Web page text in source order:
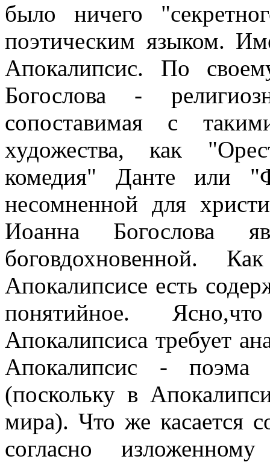
было ничего
поэтическим языком.
Апокалипсис. По
Богослова -
сопоставимая с
художества, как
комедия" Данте или
несомненной для
Иоанна Богослова
боговдохновенной.
Апокалипсисе есть
понятийное.
Апокалипсиса требует
Апокалипсис - поэма
(поскольку в
мира). Что же касается
согласно